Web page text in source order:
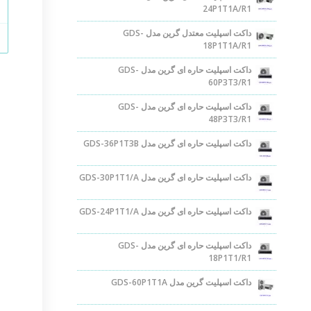
24P1T1A/R1
داکت اسپلیت معتدل گرین مدل GDS-
18P1T1A/R1
داکت اسپلیت حاره ای گرین مدل GDS-
60P3T3/R1
داکت اسپلیت حاره ای گرین مدل GDS-
48P3T3/R1
داکت اسپلیت حاره ای گرین مدل GDS-36P1T3B
داکت اسپلیت حاره ای گرین مدل GDS-30P1T1/A
داکت اسپلیت حاره ای گرین مدل GDS-24P1T1/A
داکت اسپلیت حاره ای گرین مدل GDS-
18P1T1/R1
داکت اسپلیت گرین مدل GDS-60P1T1A